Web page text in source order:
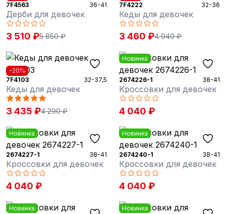
7F4563
36-41
Дерби для девочек
3 510 ₽5 850 ₽
7F4222
32-36
Кеды для девочек
3 460 ₽4 940 ₽
-20%
7F4103
32-37,5
Кеды для девочек
3 435 ₽4 290 ₽
Новинка
2674226-1 38-41
Кроссовки для девочек
4 040 ₽
Новинка
2674227-1 38-41
Кроссовки для девочек
4 040 ₽
Новинка
2674240-1 38-41
Кроссовки для девочек
4 040 ₽
Новинка Новинка